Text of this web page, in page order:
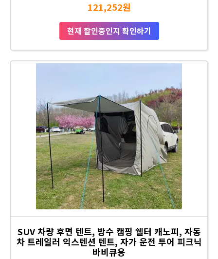
121,252원
현재 할인중인지 확인하기
SUV 차량 후면 텐트, 방수 캠핑 쉘터 캐노피, 자동
차 트레일러 익스텐션 텐트, 자가 운전 투어 피크닉
바비큐용